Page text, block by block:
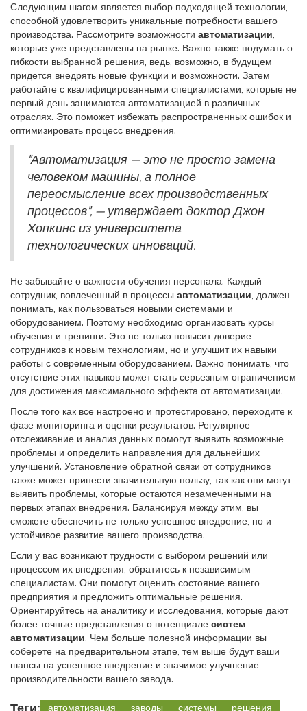
Следующим шагом является выбор подходящей технологии,
способной удовлетворить уникальные потребности вашего
производства. Рассмотрите возможности автоматизации,
которые уже представлены на рынке. Важно также подумать о
гибкости выбранной решения, ведь, возможно, в будущем
придется внедрять новые функции и возможности. Затем
работайте с квалифицированными специалистами, которые не
первый день занимаются автоматизацией в различных
отраслях. Это поможет избежать распространенных ошибок и
оптимизировать процесс внедрения.
"Автоматизация — это не просто замена
человеком машины, а полное
переосмысление всех производственных
процессов", — утверждает доктор Джон
Хопкинс из университета
технологических инноваций.
Не забывайте о важности обучения персонала. Каждый
сотрудник, вовлеченный в процессы автоматизации, должен
понимать, как пользоваться новыми системами и
оборудованием. Поэтому необходимо организовать курсы
обучения и тренинги. Это не только повысит доверие
сотрудников к новым технологиям, но и улучшит их навыки
работы с современным оборудованием. Важно понимать, что
отсутствие этих навыков может стать серьезным ограничением
для достижения максимального эффекта от автоматизации.
После того как все настроено и протестировано, переходите к
фазе мониторинга и оценки результатов. Регулярное
отслеживание и анализ данных помогут выявить возможные
проблемы и определить направления для дальнейших
улучшений. Установление обратной связи от сотрудников
также может принести значительную пользу, так как они могут
выявить проблемы, которые остаются незамеченными на
первых этапах внедрения. Балансируя между этим, вы
сможете обеспечить не только успешное внедрение, но и
устойчивое развитие вашего производства.
Если у вас возникают трудности с выбором решений или
процессом их внедрения, обратитесь к независимым
специалистам. Они помогут оценить состояние вашего
предприятия и предложить оптимальные решения.
Ориентируйтесь на аналитику и исследования, которые дают
более точные представления о потенциале систем
автоматизации. Чем больше полезной информации вы
соберете на предварительном этапе, тем выше будут ваши
шансы на успешное внедрение и значимое улучшение
производительности вашего завода.
автоматизация заводы системы решения